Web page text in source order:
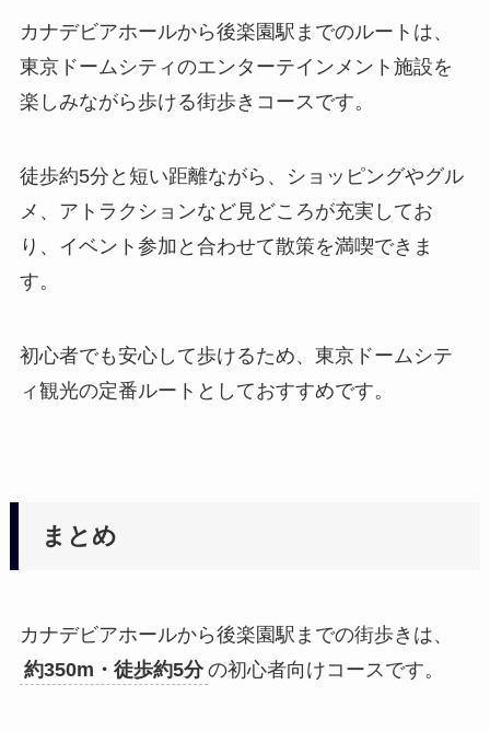
カナデビアホールから後楽園駅までのルートは、
東京ドームシティのエンターテインメント施設を
楽しみながら歩ける街歩きコースです。
徒歩約5分と短い距離ながら、ショッピングやグル
メ、アトラクションなど見どころが充実してお
り、イベント参加と合わせて散策を満喫できま
す。
初心者でも安心して歩けるため、東京ドームシテ
ィ観光の定番ルートとしておすすめです。
まとめ
カナデビアホールから後楽園駅までの街歩きは、
約350m・徒歩約5分 の初心者向けコースです。